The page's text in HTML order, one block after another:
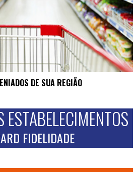
DE SUA REGIÃO
ESTABELECIMENTOS
FIDELIDADE